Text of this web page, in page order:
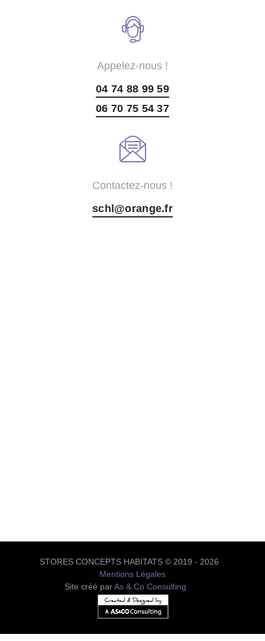
Appelez-nous !
04 74 88 99 59
06 70 75 54 37
Contactez-nous !
schl@orange.fr
STORES CONCEPTS HABITATS © 2019 - 2026
Mentions Légales
Site créé parAs & Co Consulting